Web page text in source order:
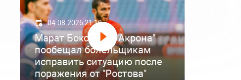
04.08.2026 21:18
Марат Бокоев из "Акрона"
пообещал болельщикам
исправить ситуацию после
поражения от "Ростова"